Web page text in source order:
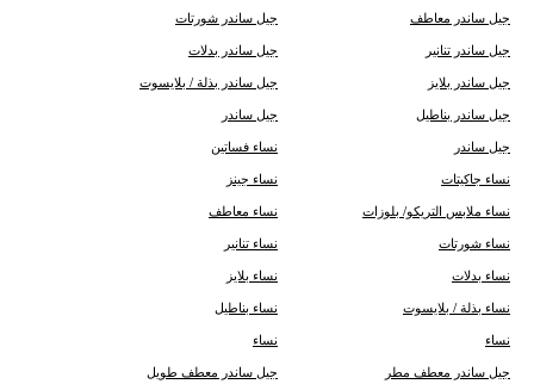
جيل ساندر معاطف جيل ساندر شورتات
جيل ساندر تنانير جيل ساندر بدلات
جيل ساندر بلايز جيل ساندر بذلة / بلايسوت
جيل ساندر بناطيل جيل ساندر
جيل ساندر نساء فساتين
نساء جاكيتات نساء جينز
نساء ملابس التريكو/ بلوزات نساء معاطف
نساء شورتات نساء تنانير
نساء بدلات نساء بلايز
نساء بذلة / بلايسوت نساء بناطيل
نساء نساء
جيل ساندر معطف مطر جيل ساندر معطف طويل